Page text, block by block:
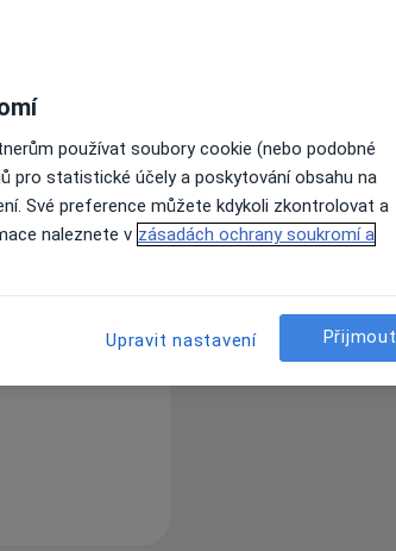
(Vojtova
viz:
používat soubory cookie (nebo podobné
pro statistické účely a poskytování obsahu na
Své preference můžete kdykoli zkontrolovat a
naleznete v zásadách ochrany soukromí a
Upravit nastavení Přijmout